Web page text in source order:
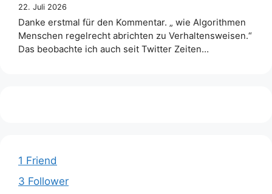
22. Juli 2026
Danke erstmal für den Kommentar. „ wie Algorithmen
Menschen regelrecht abrichten zu Verhaltensweisen.“
Das beobachte ich auch seit Twitter Zeiten…
1 Friend
3 Follower